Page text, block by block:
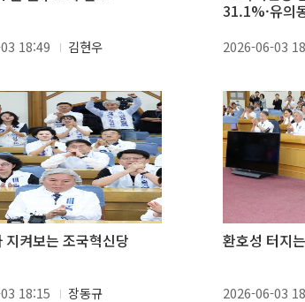
18:49 김현우
31.1%·유의
2026-06-03
지켜보는 조국혁신당
18:15 장동규
환호성 터지
2026-06-03